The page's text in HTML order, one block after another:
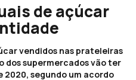
de açúcar
vendidos nas prateleiras
dos supermercados vão ter
segundo um acordo